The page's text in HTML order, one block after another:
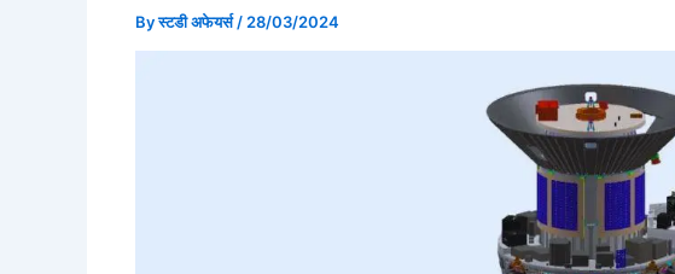
Byस्टडी अफेयर्स/ 28/03/2024